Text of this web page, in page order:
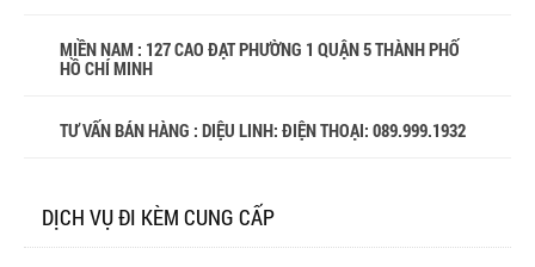
MIỀN NAM : 127 CAO ĐẠT PHƯỜNG 1 QUẬN 5 THÀNH PHỐ
HỒ CHÍ MINH
TƯ VẤN BÁN HÀNG : DIỆU LINH: ĐIỆN THOẠI: 089.999.1932
DỊCH VỤ ĐI KÈM CUNG CẤP